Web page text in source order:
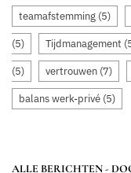
teamafstemming (5)
(5) Tijdmanagement
(5) vertrouwen (7)
balans werk-privé (5)
ALLE BERICHTEN -